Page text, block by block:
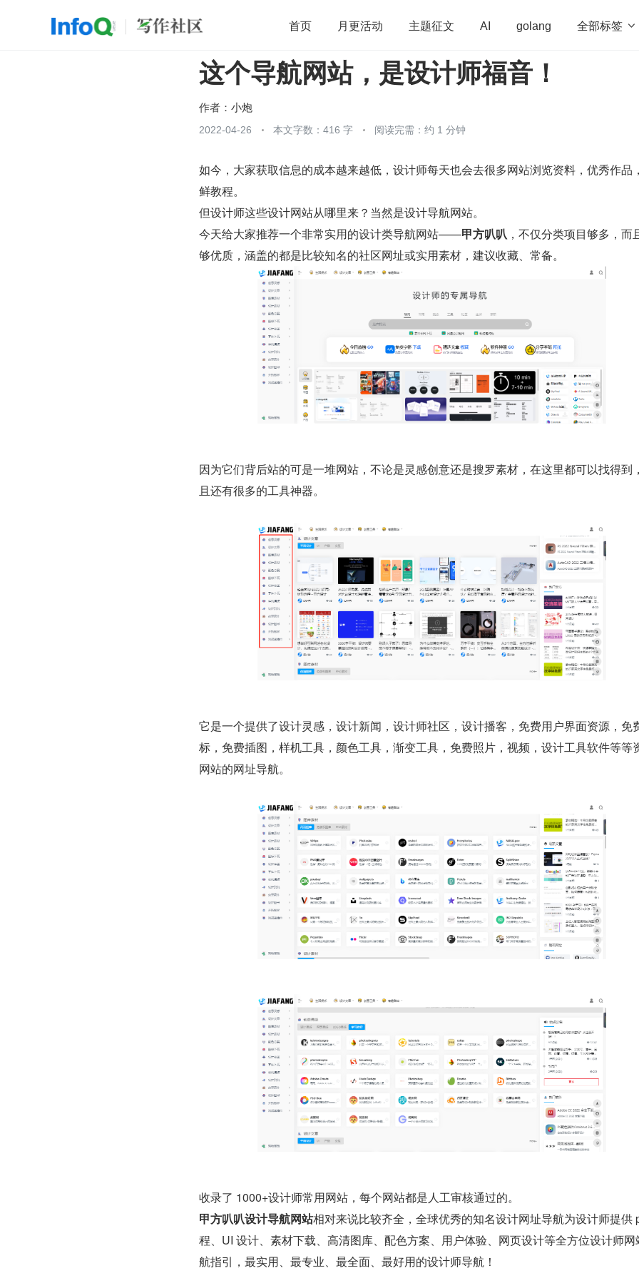
首页 月更活动 主题征文 AI golang 全部标签 
开源 架构 OpenHarmony 算法 学习方法
团队管理
这个导航网站，是设计师福音！
作者： 小炮
2022-04-26 本文字数：416 字 阅读完需：约 1 分钟
如今，大家获取信息的成本越来越低，设计师每天也会去很多网站浏览资料，优秀作品
鲜教程。
但设计师这些设计网站从哪里来？当然是设计导航网站。
今天给大家推荐一个非常实用的设计类导航网站——甲方叭叭 ，不仅分类项目够多，而
够优质，涵盖的都是比较知名的社区网址或实用素材，建议收藏、常备。
因为它们背后站的可是一堆网站，不论是灵感创意还是搜罗素材，在这里都可以找得到
且还有很多的工具神器。
它是一个提供了设计灵感，设计新闻，设计师社区，设计播客，免费用户界面资源，免
标，免费插图，样机工具，颜色工具，渐变工具，免费照片，视频，设计工具软件等等
网站的网址导航。
收录了 1000+设计师常用网站，每个网站都是人工审核通过的。
甲方叭叭设计导航网站相对来说比较齐全，全球优秀的知名设计网址导航为设计师提供
程、UI 设计、素材下载、高清图库、配色方案、用户体验、网页设计等全方位设计师网
航指引，最实用、最专业、最全面、最好用的设计师导航！